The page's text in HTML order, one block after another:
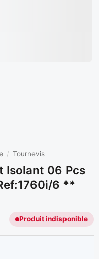
/ Tournevis
Isolant 06 Pcs
6 **
Produit indisponible